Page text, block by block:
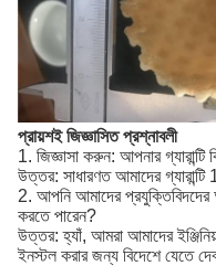
প্রায়শই জিজ্ঞাসিত প্রশ্নাবলী
1. জিজ্ঞাসা করুন: আপনার গ্যারান্টি
উত্তর: সাধারণত আমাদের গ্যারান্টি
2. আপনি আমাদের প্রযুক্তিবিদদের
করতে পারেন?
উত্তর: হ্যাঁ, আমরা আমাদের
ইনস্টল করার জন্য বিদেশে যেতে